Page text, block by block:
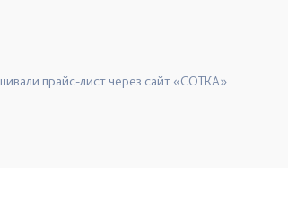
прайс-лист через сайт «СОТКА».